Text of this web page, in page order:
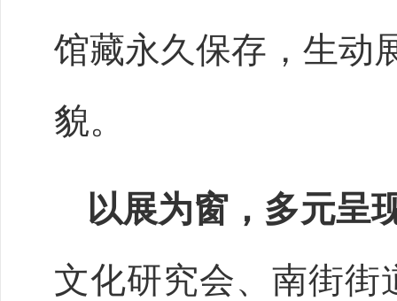
馆藏永久保存，生动
貌。
以展为窗，多元呈
文化研究会、南街街